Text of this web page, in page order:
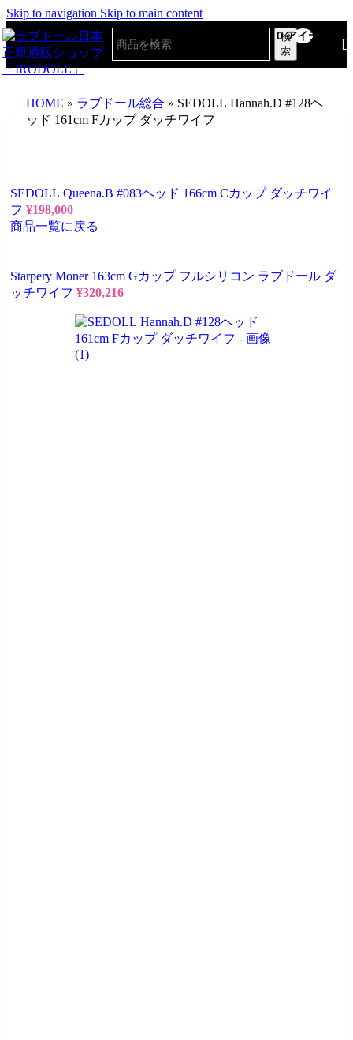
Skip to navigation Skip to main content
検
索
0アイテム
HOME » ラブドール総合 » SEDOLL Hannah.D #128ヘ
ッド 161cm Fカップ ダッチワイフ
SEDOLL Queena.B #083ヘッド 166cm Cカップ ダッチワイ
フ ¥198,000
商品一覧に戻る
Starpery Moner 163cm Gカップ フルシリコン ラブドール ダ
ッチワイフ ¥320,216